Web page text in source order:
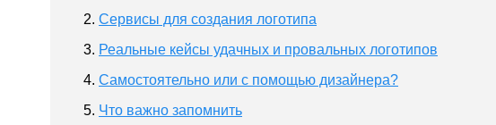
Сервисы для создания логотипа
Реальные кейсы удачных и провальных логотипов
Самостоятельно или с помощью дизайнера?
Что важно запомнить